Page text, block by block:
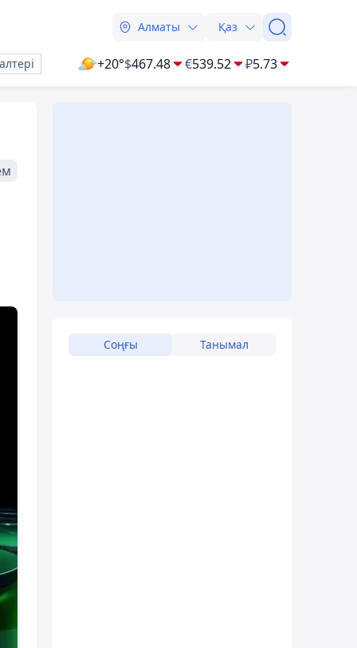
Алматы Қаз
+20°$467.48 €539.52 ₽5.73
Соңғы Танымал